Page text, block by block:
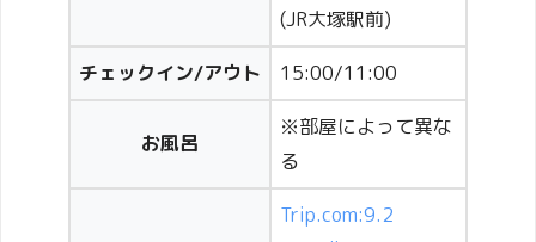
(JR大塚駅前)
チェックイン/アウト 15:00/11:00
お風呂
※部屋によって異な
る
Trip.com:9.2